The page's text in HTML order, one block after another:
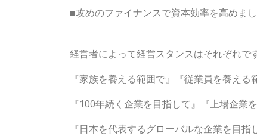
■攻めのファイナンスで資本効率を高めまし
経営者によって経営スタンスはそれぞれです
『家族を養える範囲で』『従業員を養える
『100年続く企業を目指して』『上場企業
『日本を代表するグローバルな企業を目指